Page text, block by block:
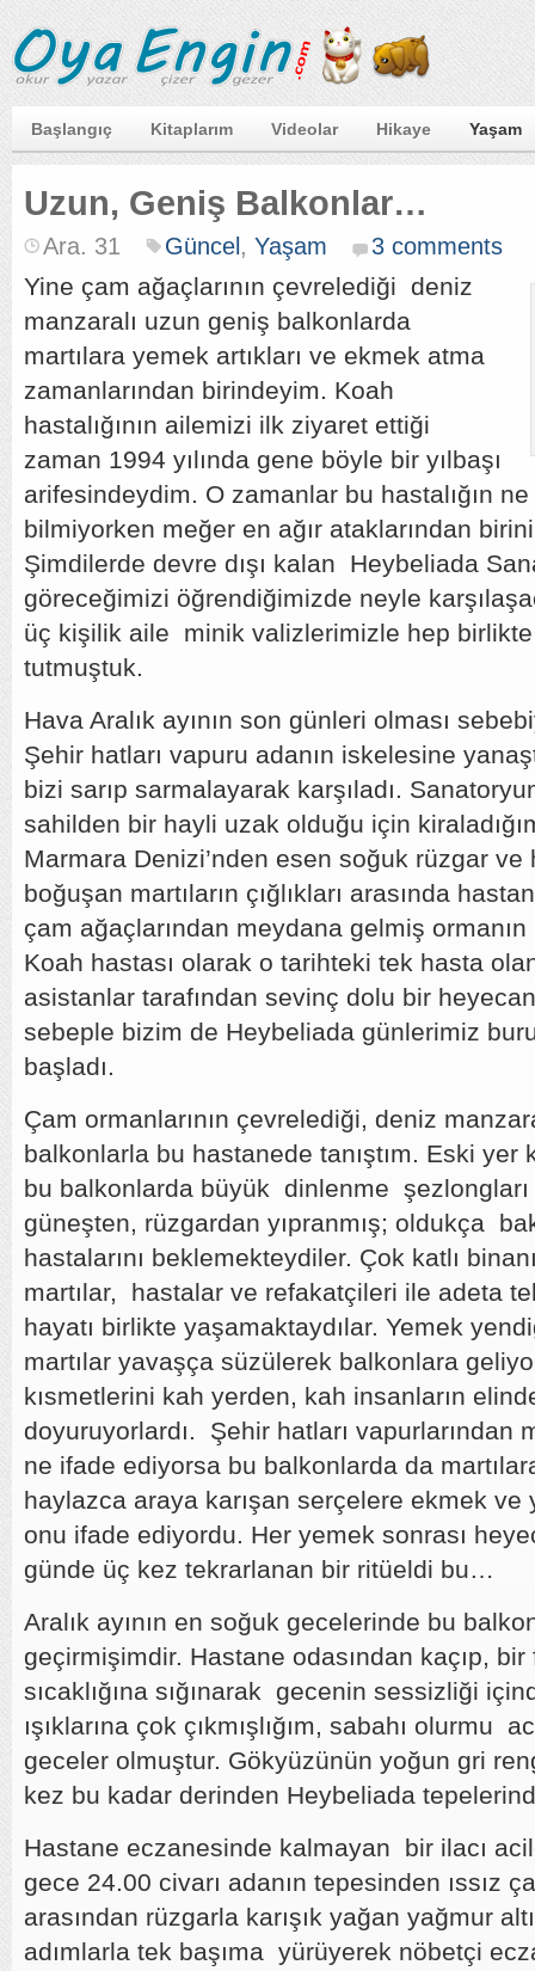
Başlangıç Kitaplarım Videolar Hikaye Yaşam
Uzun, Geniş Balkonlar…
Ara. 31 Güncel , Yaşam 3 comments
Yine çam ağaçlarının çevrelediği deniz
manzaralı uzun geniş balkonlarda
martılara yemek artıkları ve ekmek atma
zamanlarından birindeyim. Koah
hastalığının ailemizi ilk ziyaret ettiği
zaman 1994 yılında gene böyle bir yılbaşı
arifesindeydim. O zamanlar bu hastalığın
bilmiyorken meğer en ağır ataklarından
Şimdilerde devre dışı kalan Heybeliada
göreceğimizi öğrendiğimizde neyle
üç kişilik aile minik valizlerimizle hep
tutmuştuk.
Hava Aralık ayının son günleri olması
Şehir hatları vapuru adanın iskelesine
bizi sarıp sarmalayarak karşıladı.
sahilden bir hayli uzak olduğu için
Marmara Denizi’nden esen soğuk rüzgar ve
boğuşan martıların çığlıkları arasında
çam ağaçlarından meydana gelmiş
Koah hastası olarak o tarihteki tek hasta
asistanlar tarafından sevinç dolu bir
sebeple bizim de Heybeliada günlerimiz
başladı.
Çam ormanlarının çevrelediği, deniz
balkonlarla bu hastanede tanıştım. Eski yer
bu balkonlarda büyük dinlenme şezlongları
güneşten, rüzgardan yıpranmış; oldukça
hastalarını beklemekteydiler. Çok katlı
martılar, hastalar ve refakatçileri ile adeta
hayatı birlikte yaşamaktaydılar. Yemek
martılar yavaşça süzülerek balkonlara
kısmetlerini kah yerden, kah insanların
doyuruyorlardı. Şehir hatları vapurlarından
ne ifade ediyorsa bu balkonlarda da
haylazca araya karışan serçelere ekmek ve
onu ifade ediyordu. Her yemek sonrası
günde üç kez tekrarlanan bir ritüeldi bu…
Aralık ayının en soğuk gecelerinde bu
geçirmişimdir. Hastane odasından kaçıp, bir
sıcaklığına sığınarak gecenin sessizliği
ışıklarına çok çıkmışlığım, sabahı olurmu
geceler olmuştur. Gökyüzünün yoğun gri
kez bu kadar derinden Heybeliada
Hastane eczanesinde kalmayan bir ilacı
gece 24.00 civarı adanın tepesinden ıssız
arasından rüzgarla karışık yağan yağmur
adımlarla tek başıma yürüyerek nöbetçi